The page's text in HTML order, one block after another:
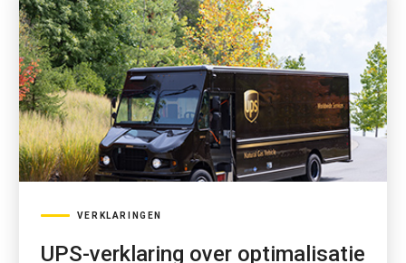
VERKLARINGEN
UPS-verklaring over optimalisatie